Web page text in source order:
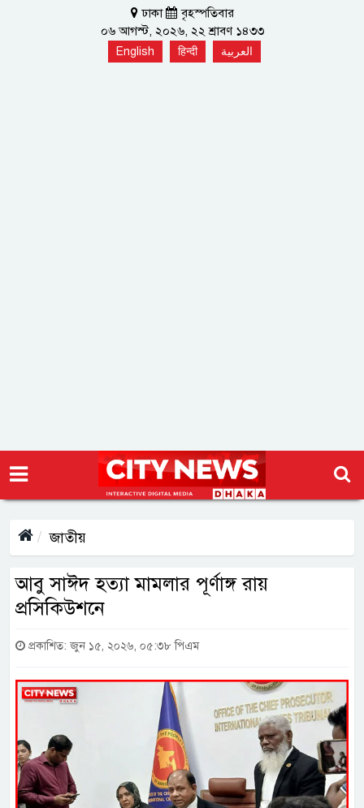
ঢাকা
বৃহস্পতিবার
০৬ আগস্ট, ২০২৬, ২২ শ্রাবণ ১৪৩৩
English हिन्दी العربية
জাতীয়
আবু সাঈদ হত্যা মামলার পূর্ণাঙ্গ রায়
প্রসিকিউশনে
প্রকাশিত: জুন ১৫, ২০২৬, ০৫:৩৮ পিএম